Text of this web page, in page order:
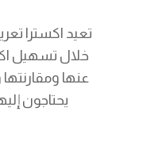
تعيد اکسترا
خلال تسهيل
عنها
يحتاجون